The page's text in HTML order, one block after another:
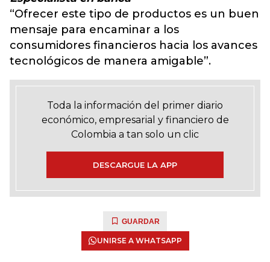
“Ofrecer este tipo de productos es un buen
mensaje para encaminar a los
consumidores financieros hacia los avances
tecnológicos de manera amigable”.
Toda la información del primer diario
económico, empresarial y financiero de
Colombia a tan solo un clic
DESCARGUE LA APP
GUARDAR
UNIRSE A WHATSAPP